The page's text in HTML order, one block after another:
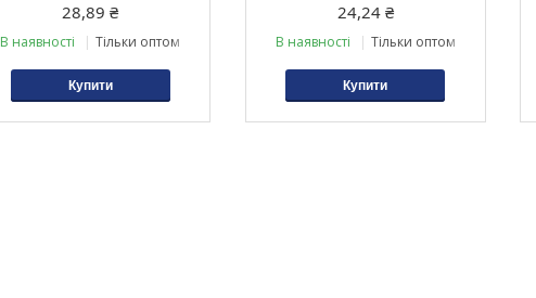
28,89 ₴
В наявності Тільки оптом
Купити
24,24 ₴
В наявності Тільки оптом
Купити